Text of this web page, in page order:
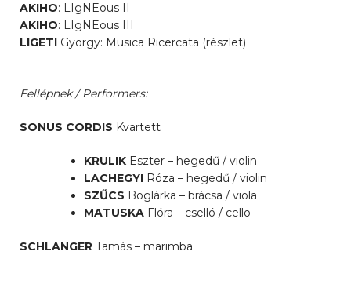
AKIHO: LIgNEous II
AKIHO: LIgNEous III
LIGETI György: Musica Ricercata (részlet)
Fellépnek / Performers:
SONUS CORDIS Kvartett
KRULIK Eszter – hegedű / violin
LACHEGYI Róza – hegedű / violin
SZŰCS Boglárka – brácsa / viola
MATUSKA Flóra – cselló / cello
SCHLANGER Tamás – marimba